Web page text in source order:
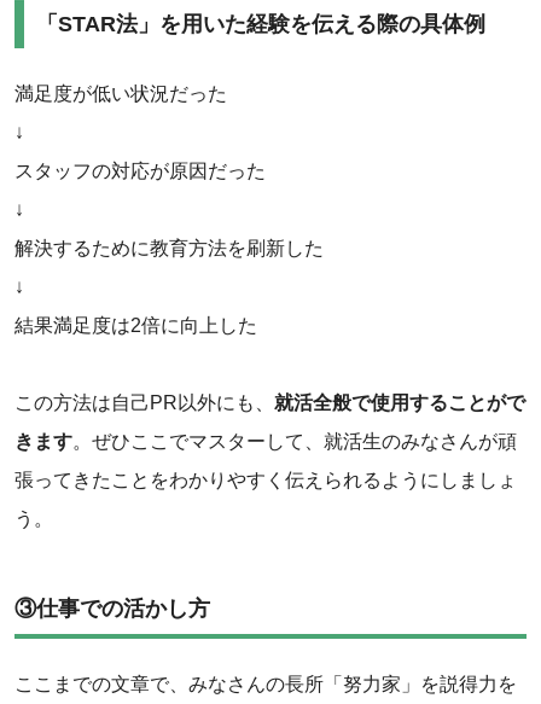
「STAR法」を用いた経験を伝える際の具体例
‌満足度が低い状況だった
↓
スタッフの対応が原因だった
↓
解決するために教育方法を刷新した
↓
結果満足度は2倍に向上した
‌この方法は自己PR以外にも、 就活全般で使用することがで
きます。ぜひここでマスターして、就活生のみなさんが頑
張ってきたことをわかりやすく伝えられるようにしましょ
う。
③仕事での活かし方
ここまでの文章で、みなさんの長所「努力家」を説得力を